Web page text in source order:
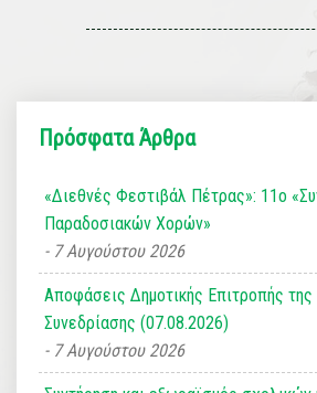
Πρόσφατα Άρθρα
«Διεθνές Φεστιβάλ Πέτρας»: 11ο
Παραδοσιακών Χορών»
7 Αυγούστου 2026
Αποφάσεις Δημοτικής Επιτροπής
Συνεδρίασης (07.08.2026)
7 Αυγούστου 2026